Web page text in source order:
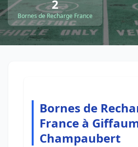
2
Bornes de Recharge France
Bornes de
France à
Champaubert